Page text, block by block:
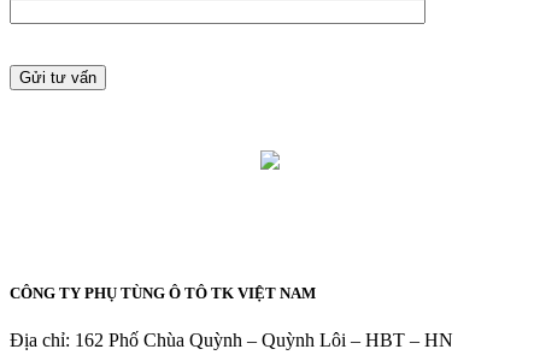
CÔNG TY PHỤ TÙNG Ô TÔ TK VIỆT NAM
Địa chỉ: 162 Phố Chùa Quỳnh – Quỳnh Lôi – HBT – HN